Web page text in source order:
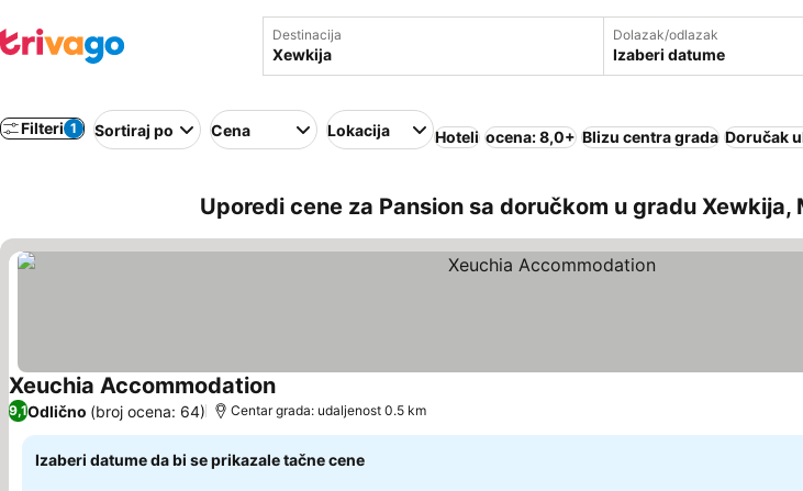
Destinacija Dolazak/odlazak
Izaberi datume
Filteri 1 Sortiraj po Cena Lokacija Hoteli ocena: 8,0+ Blizu centra grada Doručak
Uporedi cene za Pansion sa doručkom u gradu Xewkija,
Xeuchia AccommodationPogledaj cene
9,1Odlično (broj ocena: 64) Centar grada: udaljenost 0.5 km
Izaberi datume da bi se prikazale tačne cene